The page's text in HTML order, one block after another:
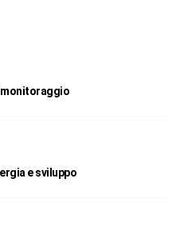
monitoraggio
e sviluppo